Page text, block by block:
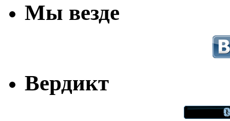
Мы везде
Вердикт